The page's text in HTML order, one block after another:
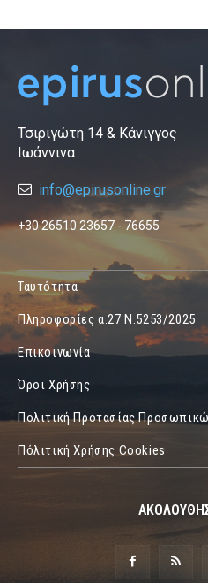
Τσιριγώτη 14 & Κάνιγγος
Ιωάννινα
info@epirusonline.gr
+30 26510 23657 - 76655
Ταυτότητα
Πληροφορίες α.27 Ν.5253/2025
Επικοινωνία
Όροι Χρήσης
Πολιτική Προτασίας
Πόλιτική Χρήσης Cookies